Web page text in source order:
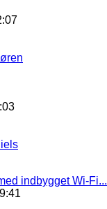
indbygget Wi-Fi...